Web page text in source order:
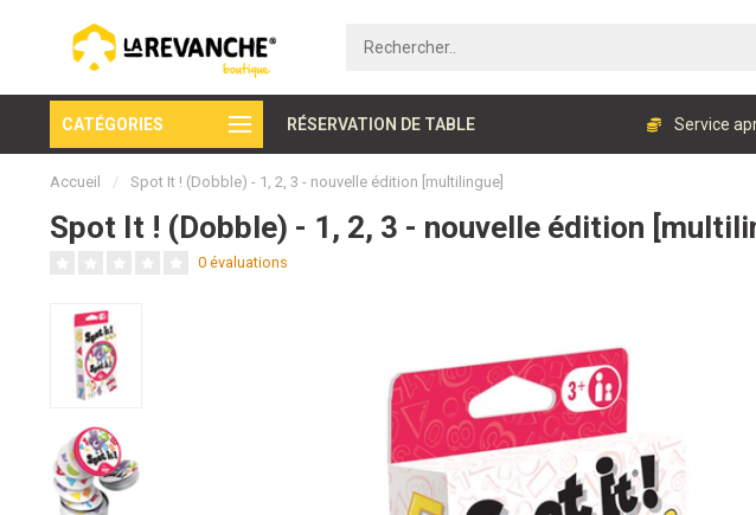
CATÉGORIES RÉSERVATION DE TABLE
Paiement sécurisé Service
Accueil / Spot It ! (Dobble) - 1, 2, 3 - nouvelle édition [multilingue]
Spot It ! (Dobble) - 1, 2, 3 - nouvelle édition
0 évaluations